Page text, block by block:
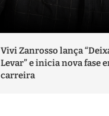
Vivi Zanrosso lança
Levar” e inicia nova fase
carreira